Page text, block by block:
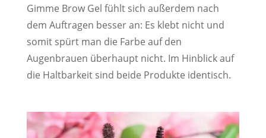
Gimme Brow Gel fühlt sich außerdem nach
dem Auftragen besser an: Es klebt nicht und
somit spürt man die Farbe auf den
Augenbrauen überhaupt nicht. Im Hinblick auf
die Haltbarkeit sind beide Produkte identisch.